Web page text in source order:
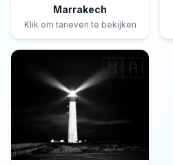
Marrakech
Klik om tarieven te bekijken
🇲🇦